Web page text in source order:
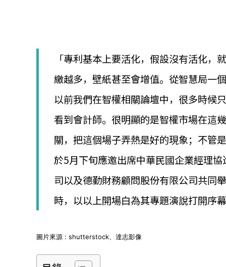
智
財
權
顧
問
專
佈
│
國
專
利
「專利基本上要活化，假設沒有活化
繳越多，壁紙甚至會增值。從智慧局一
以前我們在智權相關論壇中，很多時候
看到會計師。很明顯的是智權市場在這
關，把這個場子弄熱是好的現象；不管
於5月下旬應邀出席中華民國企業經理
司以及德勤財務顧問股份有限公司共同
時，以以上開場白為其專題演說打開序幕
圖片來源 : shutterstock、達志影像